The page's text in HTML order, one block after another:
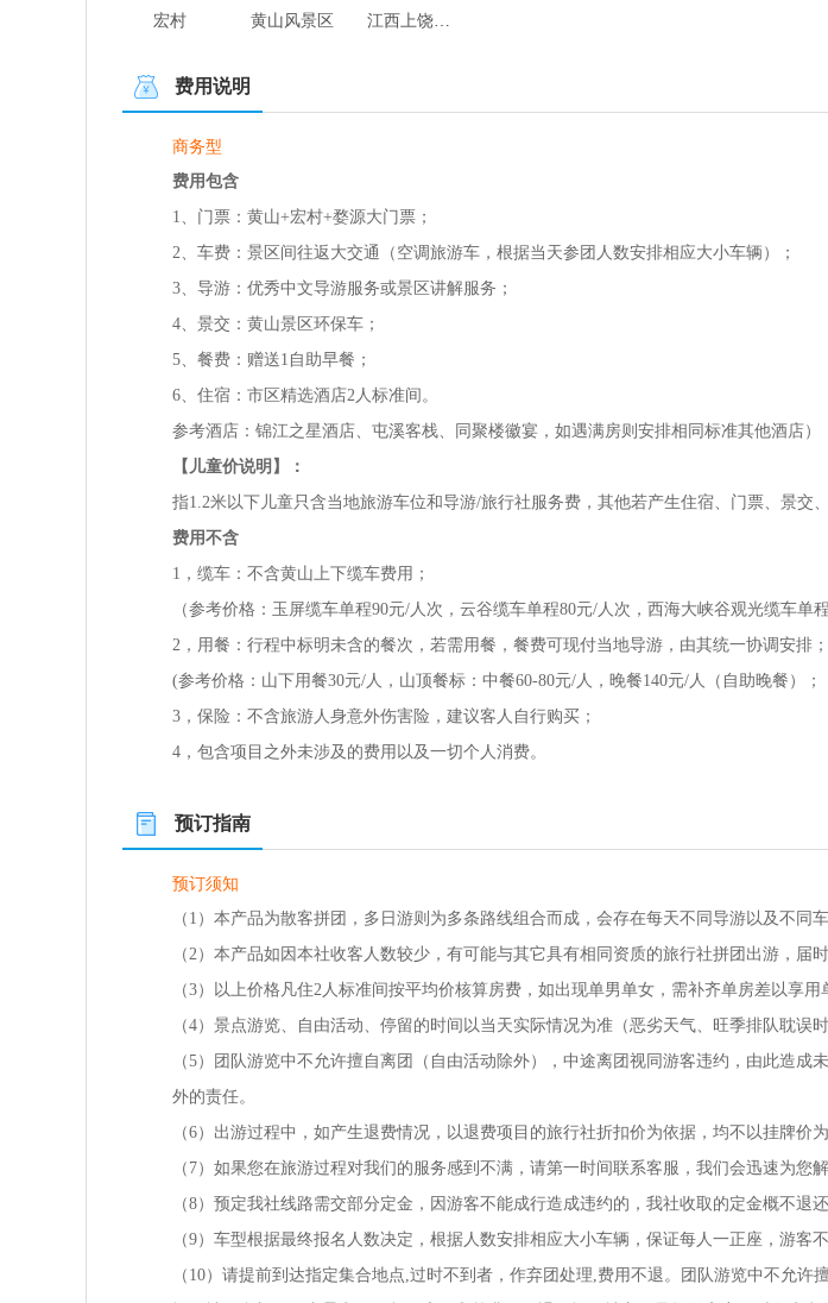
宏村 黄山风景区
费用说明
商务型
费用包含
1、门票：黄山+宏村+婺源大门票；
2、车费：景区间往返大交通（空调旅游车，根据当天参团人数安排相应大小车辆）；
3、导游：优秀中文导游服务或景区讲解服务；
4、景交：黄山景区环保车；
5、餐费：赠送1自助早餐；
6、住宿：市区精选酒店2人标准间。
参考酒店：锦江之星酒店、屯溪客栈、同聚楼徽宴，如遇满房则安排相同标准其他酒店）
【儿童价说明】：
指1.2米以下儿童只含当地旅游车位和导游/旅行社服务费，其他若产生住宿、门票、景交
费用不含
1，缆车：不含黄山上下缆车费用；
（参考价格：玉屏缆车单程90元/人次，云谷缆车单程80元/人次，西海大峡谷观光缆车单
2，用餐：行程中标明未含的餐次，若需用餐，餐费可现付当地导游，由其统一协调安排；
(参考价格：山下用餐30元/人，山顶餐标：中餐60-80元/人，晚餐140元/人（自助晚餐）；
3，保险：不含旅游人身意外伤害险，建议客人自行购买；
4，包含项目之外未涉及的费用以及一切个人消费。
预订指南
预订须知
（1）本产品为散客拼团，多日游则为多条路线组合而成，会存在每天不同导游以及不同
（2）本产品如因本社收客人数较少，有可能与其它具有相同资质的旅行社拼团出游，届
（3）以上价格凡住2人标准间按平均价核算房费，如出现单男单女，需补齐单房差以享用
（4）景点游览、自由活动、停留的时间以当天实际情况为准（恶劣天气、旺季排队耽误
（5）团队游览中不允许擅自离团（自由活动除外），中途离团视同游客违约，由此造
外的责任。
（6）出游过程中，如产生退费情况，以退费项目的旅行社折扣价为依据，均不以挂牌价为
（7）如果您在旅游过程对我们的服务感到不满，请第一时间联系客服，我们会迅速为您解
（8）预定我社线路需交部分定金，因游客不能成行造成违约的，我社收取的定金概不退还
（9）车型根据最终报名人数决定，根据人数安排相应大小车辆，保证每人一正座，游客
（10）请提前到达指定集合地点,过时不到者，作弃团处理,费用不退。团队游览中不允